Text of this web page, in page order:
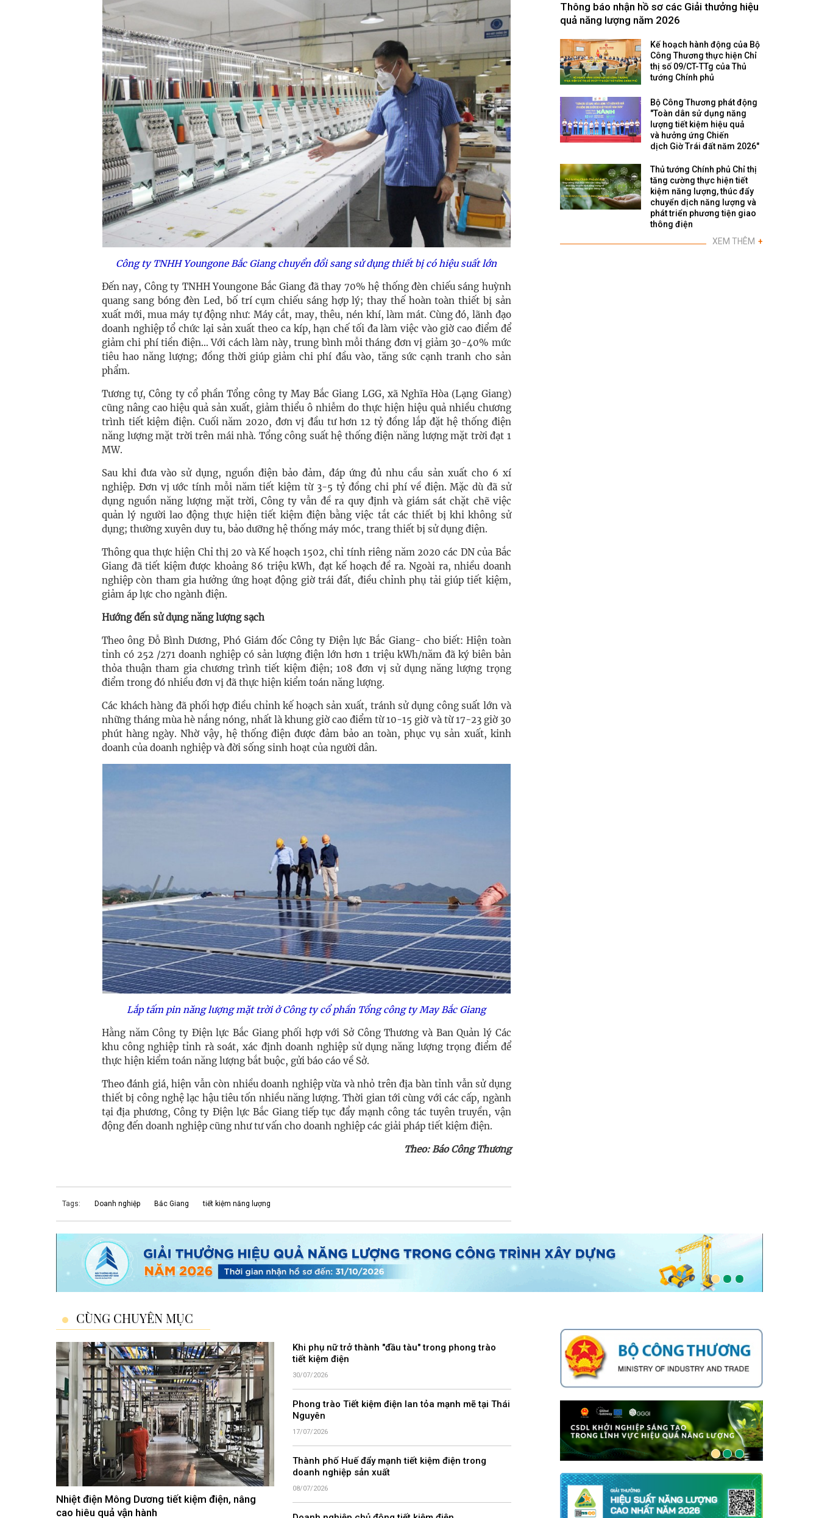
Công ty TNHH Youngone Bắc Giang chuyển đổi sang sử dụng thiết bị có hiệu suất lớn
Đến nay, Công ty TNHH Youngone Bắc Giang đã thay 70% hệ thống đèn chiếu sáng huỳnh
quang sang bóng đèn Led, bố trí cụm chiếu sáng hợp lý; thay thế hoàn toàn thiết bị sản
xuất mới, mua máy tự động như: Máy cắt, may, thêu, nén khí, làm mát. Cùng đó, lãnh đạo
doanh nghiệp tổ chức lại sản xuất theo ca kíp, hạn chế tối đa làm việc vào giờ cao điểm để
giảm chi phí tiền điện… Với cách làm này, trung bình mỗi tháng đơn vị giảm 30-40% mức
tiêu hao năng lượng; đồng thời giúp giảm chi phí đầu vào, tăng sức cạnh tranh cho sản
phẩm.
Tương tự, Công ty cổ phần Tổng công ty May Bắc Giang LGG, xã Nghĩa Hòa (Lạng Giang)
cũng nâng cao hiệu quả sản xuất, giảm thiểu ô nhiễm do thực hiện hiệu quả nhiều chương
trình tiết kiệm điện. Cuối năm 2020, đơn vị đầu tư hơn 12 tỷ đồng lắp đặt hệ thống điện
năng lượng mặt trời trên mái nhà. Tổng công suất hệ thống điện năng lượng mặt trời đạt 1
MW.
Sau khi đưa vào sử dụng, nguồn điện bảo đảm, đáp ứng đủ nhu cầu sản xuất cho 6 xí
nghiệp. Đơn vị ước tính mỗi năm tiết kiệm từ 3-5 tỷ đồng chi phí về điện. Mặc dù đã sử
dụng nguồn năng lượng mặt trời, Công ty vẫn đề ra quy định và giám sát chặt chẽ việc
quản lý người lao động thực hiện tiết kiệm điện bằng việc tắt các thiết bị khi không sử
dụng; thường xuyên duy tu, bảo dưỡng hệ thống máy móc, trang thiết bị sử dụng điện.
Thông qua thực hiện Chỉ thị 20 và Kế hoạch 1502, chỉ tính riêng năm 2020 các DN của Bắc
Giang đã tiết kiệm được khoảng 86 triệu kWh, đạt kế hoạch đề ra. Ngoài ra, nhiều doanh
nghiệp còn tham gia hưởng ứng hoạt động giờ trái đất, điều chỉnh phụ tải giúp tiết kiệm,
giảm áp lực cho ngành điện.
Hướng đến sử dụng năng lượng sạch
Theo ông Đỗ Bình Dương, Phó Giám đốc Công ty Điện lực Bắc Giang- cho biết: Hiện toàn
tỉnh có 252 /271 doanh nghiệp có sản lượng điện lớn hơn 1 triệu kWh/năm đã ký biên bản
thỏa thuận tham gia chương trình tiết kiệm điện; 108 đơn vị sử dụng năng lượng trọng
điểm trong đó nhiều đơn vị đã thực hiện kiểm toán năng lượng.
Các khách hàng đã phối hợp điều chỉnh kế hoạch sản xuất, tránh sử dụng công suất lớn và
những tháng mùa hè nắng nóng, nhất là khung giờ cao điểm từ 10-15 giờ và từ 17-23 giờ 30
phút hàng ngày. Nhờ vậy, hệ thống điện được đảm bảo an toàn, phục vụ sản xuất, kinh
doanh của doanh nghiệp và đời sống sinh hoạt của người dân.
Lắp tấm pin năng lượng mặt trời ở Công ty cổ phần Tổng công ty May Bắc Giang
Hằng năm Công ty Điện lực Bắc Giang phối hợp với Sở Công Thương và Ban Quản lý Các
khu công nghiệp tỉnh rà soát, xác định doanh nghiệp sử dụng năng lượng trọng điểm để
thực hiện kiểm toán năng lượng bắt buộc, gửi báo cáo về Sở.
Theo đánh giá, hiện vẫn còn nhiều doanh nghiệp vừa và nhỏ trên địa bàn tỉnh vẫn sử dụng
thiết bị công nghệ lạc hậu tiêu tốn nhiều năng lượng. Thời gian tới cùng với các cấp, ngành
tại địa phương, Công ty Điện lực Bắc Giang tiếp tục đẩy mạnh công tác tuyên truyền, vận
động đến doanh nghiệp cũng như tư vấn cho doanh nghiệp các giải pháp tiết kiệm điện.
Theo: Báo Công Thương
Tags: Doanh nghiệp Bắc Giang tiết kiệm năng lượng
Thông báo nhận hồ sơ các Giải thưởng hiệu
quả năng lượng năm 2026
Kế hoạch hành động của Bộ
Công Thương thực hiện Chỉ
thị số 09/CT-TTg của Thủ
tướng Chính phủ
Bộ Công Thương phát động
"Toàn dân sử dụng năng
lượng tiết kiệm hiệu quả
và hưởng ứng Chiến
dịch Giờ Trái đất năm 2026"
Thủ tướng Chính phủ Chỉ thị
tăng cường thực hiện tiết
kiệm năng lượng, thúc đẩy
chuyển dịch năng lượng và
phát triển phương tiện giao
thông điện
XEM THÊM +
CÙNG CHUYÊN MỤC
Nhiệt điện Mông Dương tiết kiệm điện, nâng
cao hiêu quả vận hành
Khi phụ nữ trở thành "đầu tàu" trong phong trào
tiết kiệm điện
30/07/2026
Phong trào Tiết kiệm điện lan tỏa mạnh mẽ tại Thái
Nguyên
17/07/2026
Thành phố Huế đẩy mạnh tiết kiệm điện trong
doanh nghiệp sản xuất
08/07/2026